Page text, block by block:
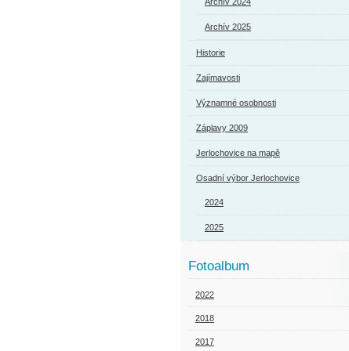
Archív 2025
Historie
Zajímavosti
Významné osobnosti
Záplavy 2009
Jerlochovice na mapě
Osadní výbor Jerlochovice
2024
2025
Fotoalbum
2022
2018
2017